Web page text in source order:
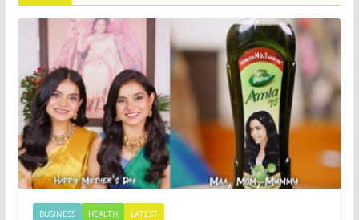
BUSINESS HEALTH LATEST